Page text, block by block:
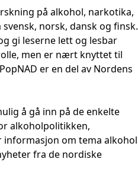
på alkohol, narkotika,
norsk, dansk og finsk.
gi leserne lett og lesbar
men er nært knyttet til
er en del av Nordens
å gå inn på de enkelte
alkoholpolitikken,
om tema alkohol
fra de nordiske